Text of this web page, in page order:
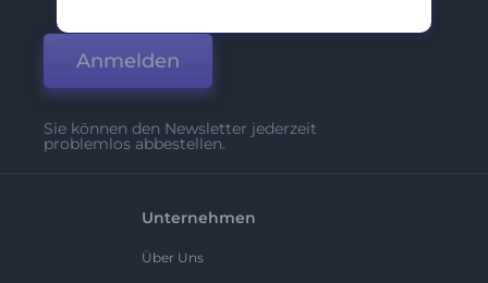
Anmelden
Sie können den Newsletter jederzeit
problemlos abbestellen.
Unternehmen
Über Uns